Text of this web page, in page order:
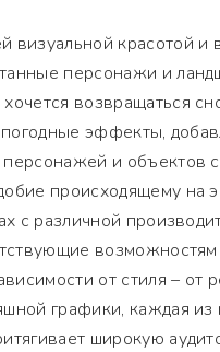
красотой и
персонажи и
возвращаться
эффекты,
и объектов
происходящему на
с различной
от стиля – от
графики, каждая из
широкую